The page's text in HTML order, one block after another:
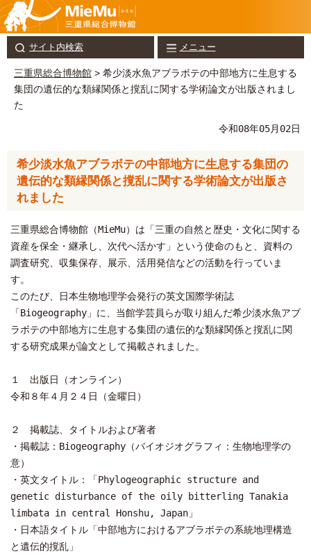
サイト内検索 メニュー
三重県総合博物館 > 希少淡水魚アブラボテの中部地方に生息する
集団の遺伝的な類縁関係と撹乱に関する学術論文が出版されまし
た
令和08年05月02日
希少淡水魚アブラボテの中部地方に生息する集団の
遺伝的な類縁関係と撹乱に関する学術論文が出版さ
れました
三重県総合博物館（MieMu）は「三重の自然と歴史・文化に関する
資産を保全・継承し、次代へ活かす」という使命のもと、資料の
調査研究、収集保存、展示、活用発信などの活動を行っていま
す。
このたび、日本生物地理学会発行の英文国際学術誌
「Biogeography」に、当館学芸員らが取り組んだ希少淡水魚アブ
ラボテの中部地方に生息する集団の遺伝的な類縁関係と撹乱に関
する研究成果が論文として掲載されました。
１ 出版日（オンライン）
令和８年４月２４日（金曜日）
２ 掲載誌、タイトルおよび著者
・掲載誌：Biogeography（バイオジオグラフィ：生物地理学の
意）
・英文タイトル：「Phylogeographic structure and
genetic disturbance of the oily bitterling Tanakia
limbata in central Honshu, Japan」
・日本語タイトル「中部地方におけるアブラボテの系統地理構造
と遺伝的撹乱」